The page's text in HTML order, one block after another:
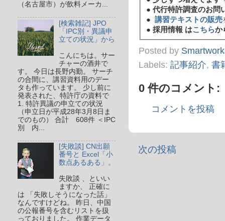
●代行特許調査のお問
●講習テキストの販売
●採用情報 はこちらか
Posted by
Labels: 記事紹介, 書
0 件のコメント:
コメントを投稿
次の投稿
（名古屋市）が飲料メーカ...
[検索雑記] JPO
「IPC別・異議申
立ての状況」から
こんにちは。サー
チャーの酒井で
す。 今日は長野内勤。 サーチ
の合間に、講習資料用のデー
タも作っています。 少し前に
発表された、特許庁の資料で
1. 特許異議の申立ての状況
（申立日が平成28年3月8日ま
でのもの） 合計 608件 ＜IPC
別 内...
[失敗談] CN出願
番号と Excel「小
数点あるある」。
失敗談 、といい
ますか、 正確に
は 「失敗しそうになった話」
なんですけどね。 昨日、中国
の公報番号を含むリストを扱
っておりました。 作業データ